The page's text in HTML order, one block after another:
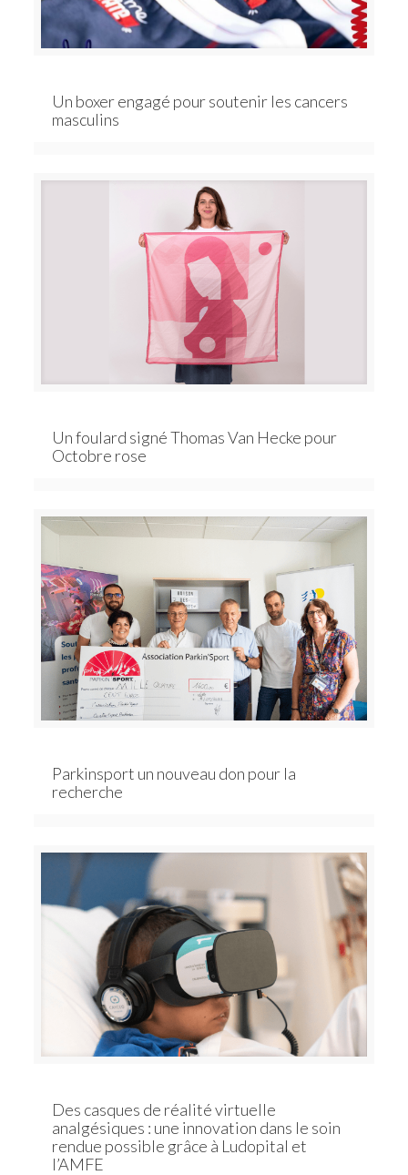
Un boxer engagé pour soutenir les cancers
masculins
Un foulard signé Thomas Van Hecke pour
Octobre rose
Parkinsport un nouveau don pour la
recherche
Des casques de réalité virtuelle
analgésiques : une innovation dans le soin
rendue possible grâce à Ludopital et
l’AMFE